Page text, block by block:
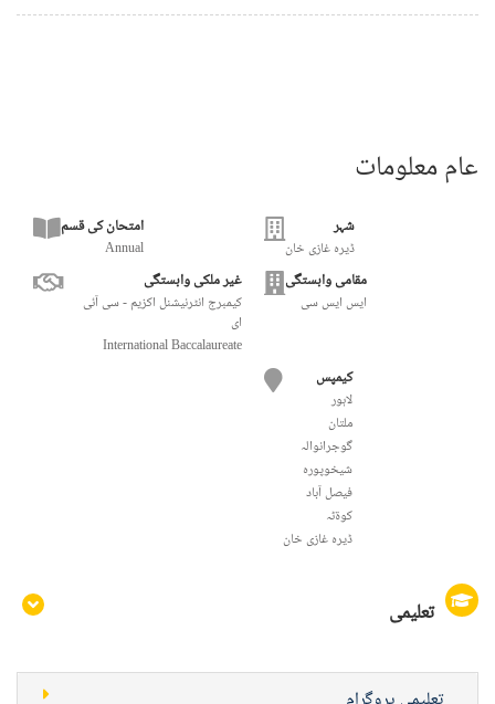
عام معلومات
شہر
ڈیرہ غازی خان
امتحان کی قسم
Annual
مقامی وابستگی
ایس ایس سی
غیر ملکی وابستگی
کیمبرج انٹرنیشنل اکزیم - سی آئی
ای
International Baccalaureate
کیمپس
لاہور
ملتان
گوجرانوالہ
شیخوپورہ
فيصل آباد
کوۃٹہ
ڈیرہ غازی خان
تعلیمی